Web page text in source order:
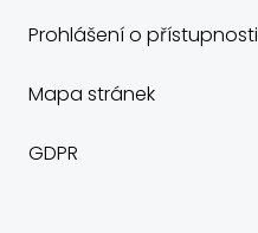
Prohlášení o přístupnosti
Mapa stránek
GDPR